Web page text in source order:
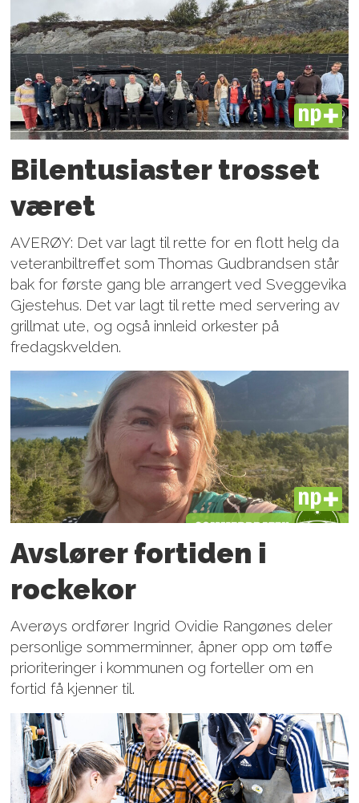
PLUS
Bilentusiaster trosset
været
AVERØY: Det var lagt til rette for en flott helg da
veteranbiltreffet som Thomas Gudbrandsen står
bak for første gang ble arrangert ved Sveggevika
Gjestehus. Det var lagt til rette med servering av
grillmat ute, og også innleid orkester på
fredagskvelden.
PLUS
Avslører fortiden i
rockekor
Averøys ordfører Ingrid Ovidie Rangønes deler
personlige sommerminner, åpner opp om tøffe
prioriteringer i kommunen og forteller om en
fortid få kjenner til.